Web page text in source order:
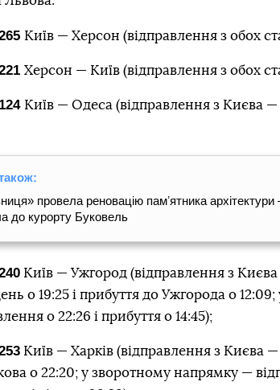
Київ — Херсон (відправлення з обох
Херсон — Київ (відправлення з обох
Київ — Одеса (відправлення з Києва —
провела реновацію памʼятника
до курорту Буковель
Київ — Ужгород (відправлення з Києва
о 19:25 і прибуття до Ужгорода о
о 22:26 і прибуття о 14:45);
Київ — Харків (відправлення з Києва —
о 22:20; у зворотному напрямку —